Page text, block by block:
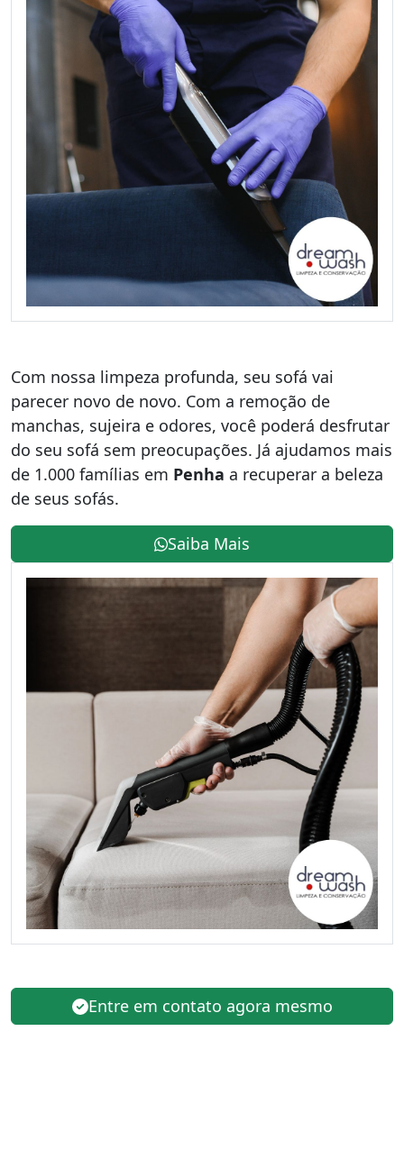
Com nossa limpeza profunda, seu sofá vai
parecer novo de novo. Com a remoção de
manchas, sujeira e odores, você poderá desfrutar
do seu sofá sem preocupações. Já ajudamos mais
de 1.000 famílias em Penha a recuperar a beleza
de seus sofás.
Saiba Mais
Entre em contato agora mesmo